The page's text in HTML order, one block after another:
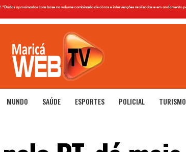
MUNDO SAÚDE ESPORTES POLICIAL TURISMO